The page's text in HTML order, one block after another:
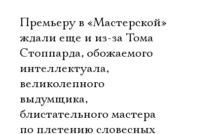
Премьеру в «Мастерской»
ждали еще и из-за Тома
Стоппарда, обожаемого
интеллектуала,
великолепного
выдумщика,
блистательного мастера
по плетению словесных